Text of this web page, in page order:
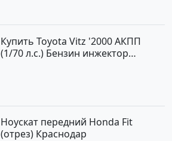
Купить Toyota Vitz '2000 АКПП
(1/70 л.с.) Бензин инжектор
Ноускат передний Honda Fit
(отрез) Краснодар